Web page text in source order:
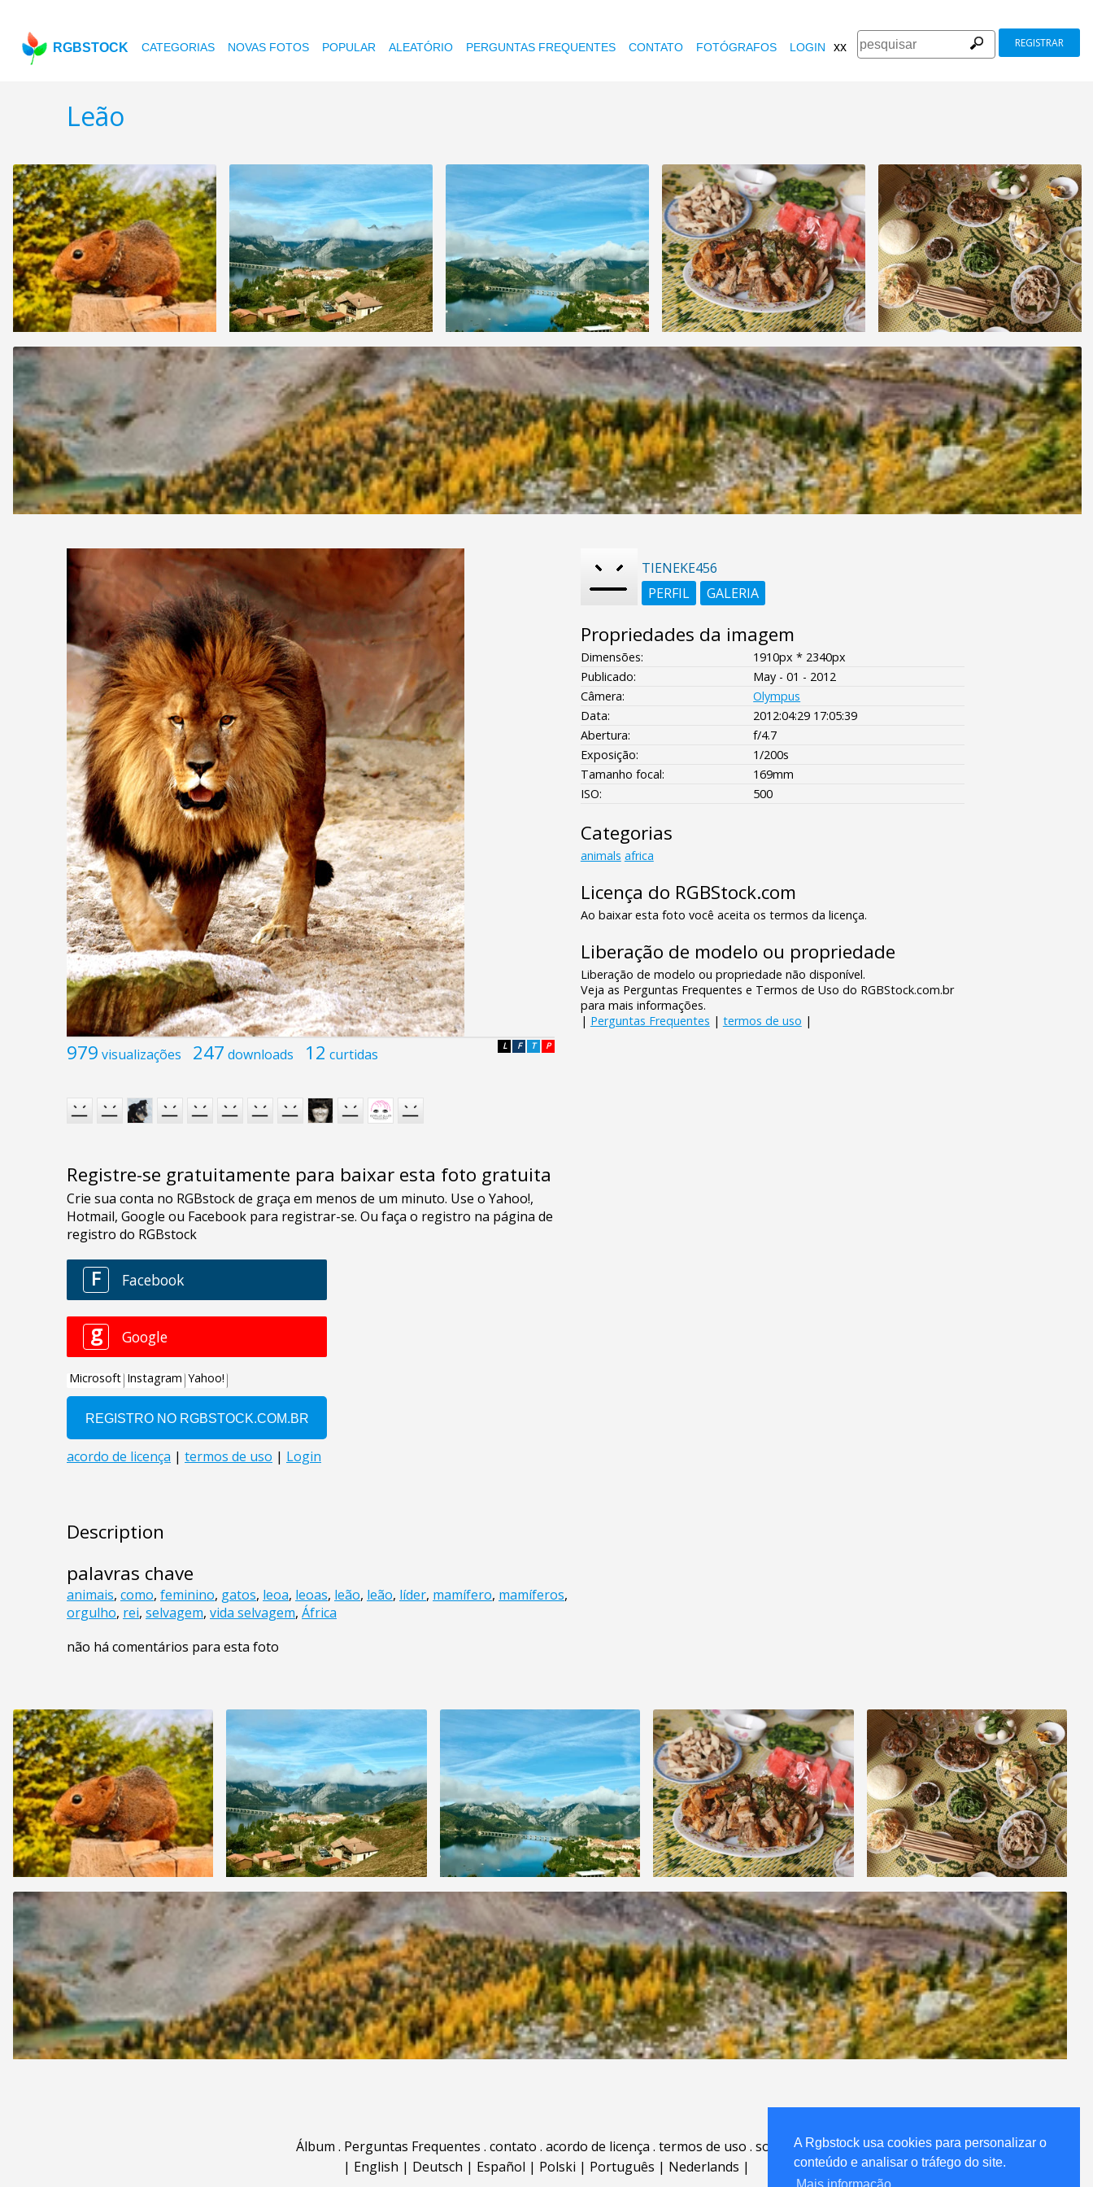
A Rgbstock usa cookies para personalizar o
conteúdo e analisar o tráfego do site.
RGBSTOCK CATEGORIAS NOVAS FOTOS POPULAR ALEATÓRIO PERGUNTAS FREQUENTES CONTATO FOTÓGRAFOS LOGIN xx REGISTRAR
Leão
979 visualizações 247 downloads 12 curtidas P
T
F
L
Registre-se gratuitamente para baixar esta foto gratuita
Description
palavras chave
animais, como, feminino, gatos, leoa, leoas, leão, leão, líder, mamífero, mamíferos,
orgulho, rei, selvagem, vida selvagem, África
não há comentários para esta foto
TIENEKE456
PERFIL
GALERIA
Propriedades da imagem
Dimensões:
1910px * 2340px
Publicado:
May - 01 - 2012
Câmera:
Olympus
Data:
2012:04:29 17:05:39
Abertura:
f/4.7
Exposição:
1/200s
Tamanho focal:
169mm
ISO:
500
Categorias
animals africa
Licença do RGBStock.com
Ao baixar esta foto você aceita os termos da licença.
Liberação de modelo ou propriedade
Liberação de modelo ou propriedade não disponível.
Veja as Perguntas Frequentes e Termos de Uso do RGBStock.com.br
para mais informações.
| Perguntas Frequentes | termos de uso |
Álbum . Perguntas Frequentes . contato . acordo de licença . termos de uso . sobre
.
| English | Deutsch | Español | Polski | Português | Nederlands |